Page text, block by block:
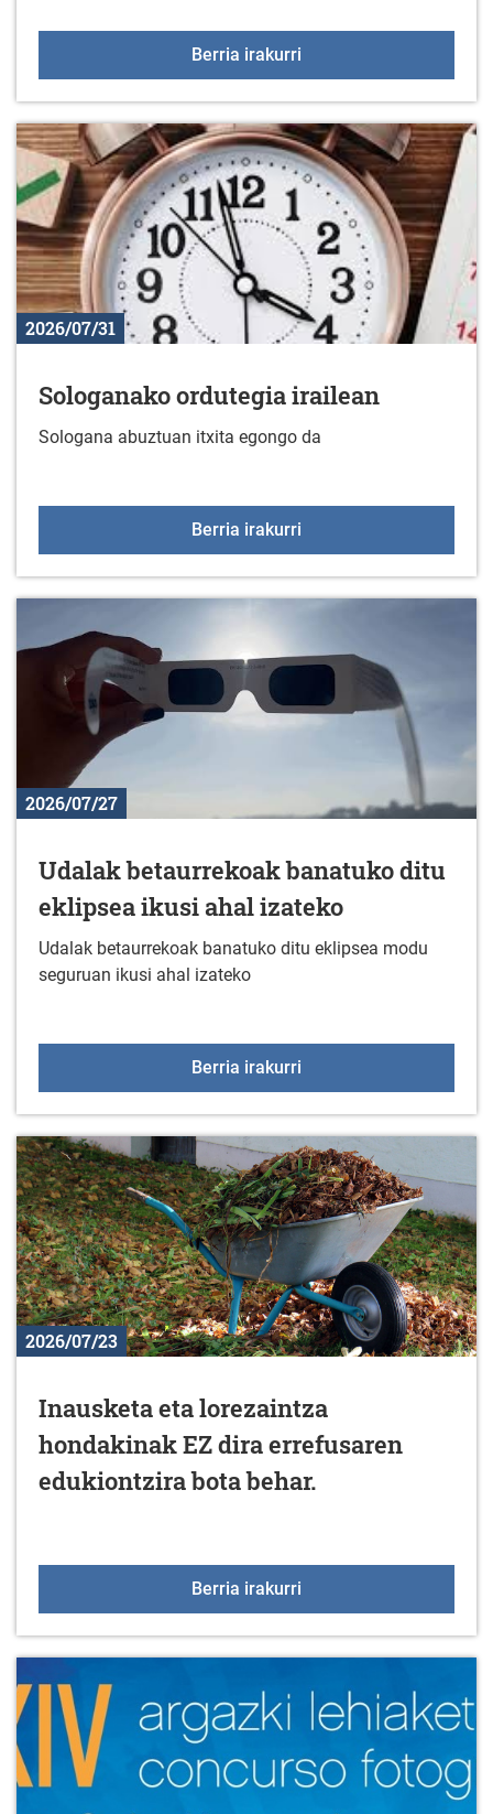
Berria irakurri
2026/07/31
Sologanako ordutegia irailean
Sologana abuztuan itxita egongo da
Berria irakurri
2026/07/27
Udalak betaurrekoak banatuko ditu
eklipsea ikusi ahal izateko
Udalak betaurrekoak banatuko ditu eklipsea modu
seguruan ikusi ahal izateko
Berria irakurri
2026/07/23
Inausketa eta lorezaintza
hondakinak EZ dira errefusaren
edukiontzira bota behar.
Berria irakurri